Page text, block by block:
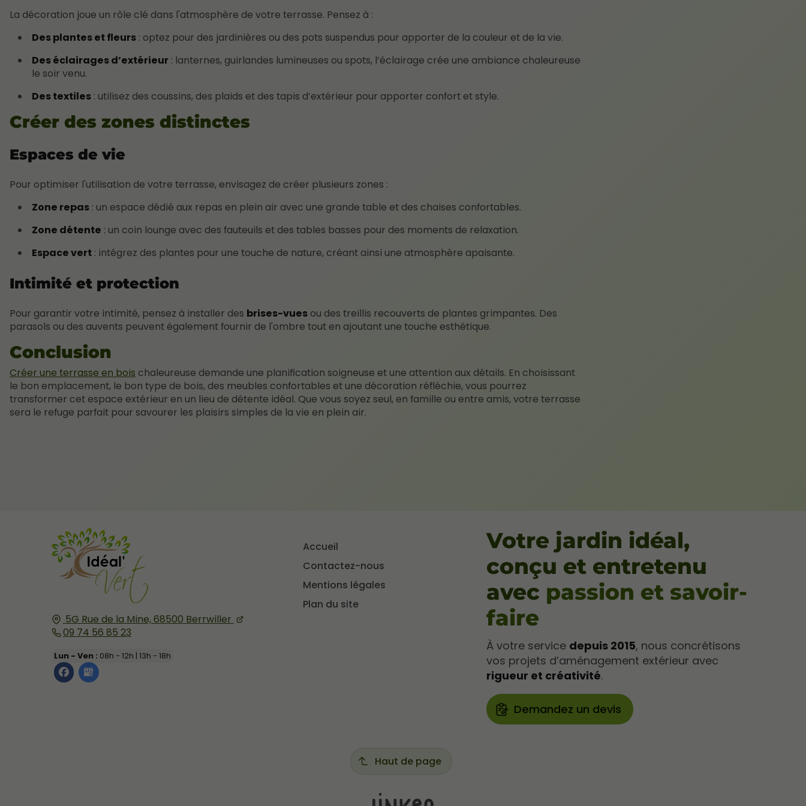
La décoration joue un rôle clé dans l'atmosphère de votre terrasse. Pensez à :
Des plantes et fleurs : optez pour des jardinières ou des pots suspendus pour apporter de la couleur et de la vie.
Des éclairages d’extérieur : lanternes, guirlandes lumineuses ou spots, l’éclairage crée une ambiance chaleureuse
le soir venu.
Des textiles : utilisez des coussins, des plaids et des tapis d’extérieur pour apporter confort et style.
Créer des zones distinctes
Espaces de vie
Pour optimiser l'utilisation de votre terrasse, envisagez de créer plusieurs zones :
Zone repas : un espace dédié aux repas en plein air avec une grande table et des chaises confortables.
Zone détente : un coin lounge avec des fauteuils et des tables basses pour des moments de relaxation.
Espace vert : intégrez des plantes pour une touche de nature, créant ainsi une atmosphère apaisante.
Intimité et protection
Pour garantir votre intimité, pensez à installer des brises-vues ou des treillis recouverts de plantes grimpantes. Des
parasols ou des auvents peuvent également fournir de l'ombre tout en ajoutant une touche esthétique.
Conclusion
Créer une terrasse en bois chaleureuse demande une planification soigneuse et une attention aux détails. En choisissant
le bon emplacement, le bon type de bois, des meubles confortables et une décoration réfléchie, vous pourrez
transformer cet espace extérieur en un lieu de détente idéal. Que vous soyez seul, en famille ou entre amis, votre terrasse
sera le refuge parfait pour savourer les plaisirs simples de la vie en plein air.
5G Rue de la Mine,68500 Berrwiller
09 74 56 85 23
Lun - Ven : 08h - 12h | 13h - 18h
Accueil
Contactez-nous
Mentions légales
Plan du site
Votre jardin idéal,
conçu et entretenu
avec passion et savoir-
faire
À votre service depuis 2015, nous concrétisons
vos projets d’aménagement extérieur avec
rigueur et créativité.
Demandez un devis
Haut de page